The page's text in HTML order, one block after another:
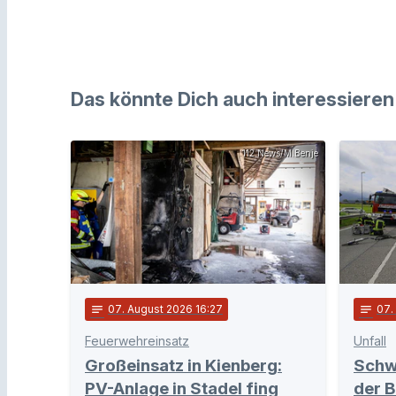
Das könnte Dich auch interessieren
112 News/M.Benje
notes 07. August 2026 16:27
Feuerwehreinsatz
Großeinsatz in Kienberg:
PV-Anlage in Stadel fing
notes 07
Unfall
der